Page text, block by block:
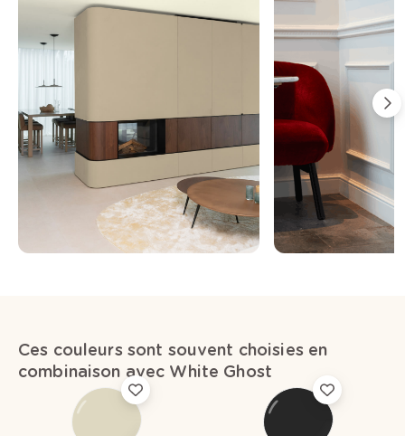
Ces couleurs sont souvent choisies en
combinaison avec White Ghost